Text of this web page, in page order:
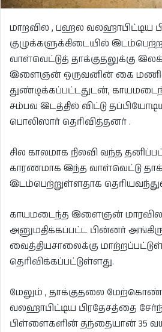
மாறவில , பஹல வலஹாபிட்டிய
குழுக்களுக்கிடையில்
வாள்வெட்டுத் தாக்குதலுக்கு
இளைஞன் ஒருவனின் கை
துண்டிக்கப்பட்டதுடன்,
சம்பவ இடத்தில் விட்டு
பொலிஸார் தெரிவித்தனர் .
சில காலமாக நிலவி வந்த
காரணமாக இந்த வாள்வெட்டு
இடம்பெற்றுள்ளதாக
காயமடைந்த இளைஞன் மாரவில
அனுமதிக்கப்பட்ட பின்னர்
வைத்தியசாலைக்கு
தெரிவிக்கப்பட்டுள்ளது.
மேலும் , தாக்குதலை
வலஹாபிட்டிய பிரதேசத்தை
பிள்ளைகளின் தந்தையான் 35